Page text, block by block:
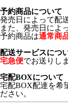
予約商品について
発売日によって配
また、発売日によ
予約商品は通常商
配送サービスにつ
宅急便でお送りし
宅配BOXについて
宅配BOX配達を希
ださい。